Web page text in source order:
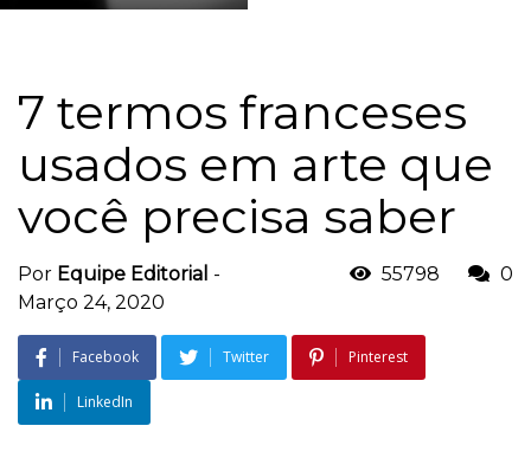
7 termos franceses
usados em arte que
você precisa saber
Por Equipe Editorial -
Março 24, 2020
55798 0
Facebook Twitter Pinterest
LinkedIn